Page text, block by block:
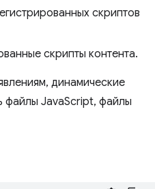
скриптов
скрипты контента.
динамические
файлы JavaScript, файлы